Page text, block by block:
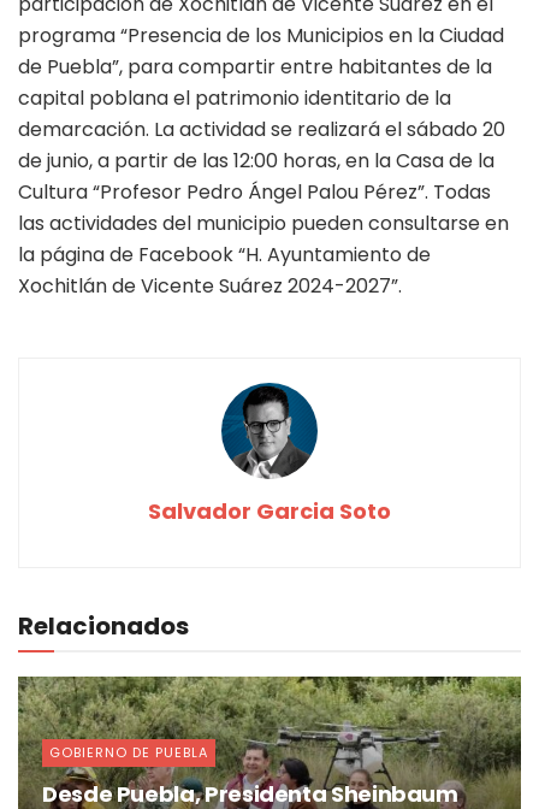
programa “Presencia de los Municipios en la Ciudad
de Puebla”, para compartir entre habitantes de la
capital poblana el patrimonio identitario de la
demarcación. La actividad se realizará el sábado 20
de junio, a partir de las 12:00 horas, en la Casa de la
Cultura “Profesor Pedro Ángel Palou Pérez”. Todas
las actividades del municipio pueden consultarse en
la página de Facebook “H. Ayuntamiento de
Xochitlán de Vicente Suárez 2024-2027”.
Salvador Garcia Soto
Relacionados
GOBIERNO DE PUEBLA
Desde Puebla, Presidenta Sheinbaum